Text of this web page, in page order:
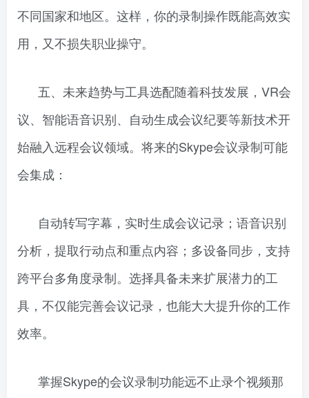
不同国家和地区。这样，你的录制操作既能高效实
用，又不损失职业操守。
五、未来趋势与工具选配随着科技发展，VR会
议、智能语音识别、自动生成会议纪要等新技术开
始融入远程会议领域。将来的Skype会议录制可能
会集成：
自动转写字幕，实时生成会议记录；语音识别
分析，提取行动点和重点内容；多设备同步，支持
跨平台多角度录制。选择具备未来扩展潜力的工
具，不仅能完善会议记录，也能大大提升你的工作
效率。
掌握Skype的会议录制功能远不止录个视频那